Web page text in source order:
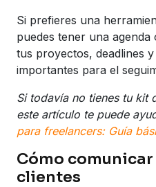
Si prefieres una
puedes tener una
tus proyectos, deadlines
importantes para el
Si todavía no tienes tu kit
este artículo te puede
para freelancers: Guía
Cómo comunicar
clientes